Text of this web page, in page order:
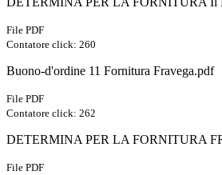
File PDF
Contatore click: 260
Buono-d'ordine 11 Fornitura Fravega.pdf
File PDF
Contatore click: 262
DETERMINA PER LA FORNITURA
File PDF